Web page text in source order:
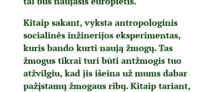
Kitaip sakant, vyksta antropologinis
socialinės inžinerijos eksperimentas,
kuris bando kurti naują žmogų. Tas
žmogus tikrai turi būti antžmogis tuo
atžvilgiu, kad jis išeina už mums dabar
pažįstamų žmogaus ribų. Kitaip tariant,